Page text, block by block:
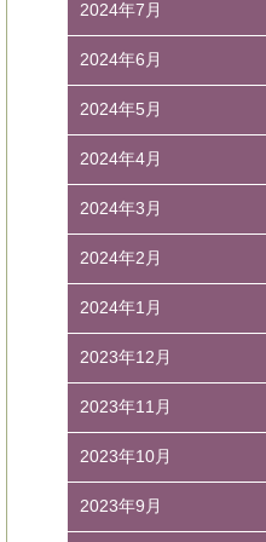
2024年7月
2024年6月
2024年5月
2024年4月
2024年3月
2024年2月
2024年1月
2023年12月
2023年11月
2023年10月
2023年9月